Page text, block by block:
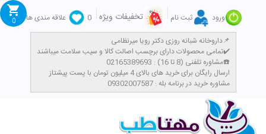
ورود ثبت نام تخفیفات ویژه 0
علاقه مندی ها
داروخانه شبانه روزی دکتر رویا میرنظامی📌
تمامی محصولات دارای برچسب اصالت کالا و سیب سلامت میباشند✔️
مشاوره تلفنی (8 تا 16) : 02165389693☎️
​ارسال رایگان برای خرید های بالای 4 میلیون تومان با پست پیشتاز
مشاوره خرید در برنامه بله : 09302007587
0